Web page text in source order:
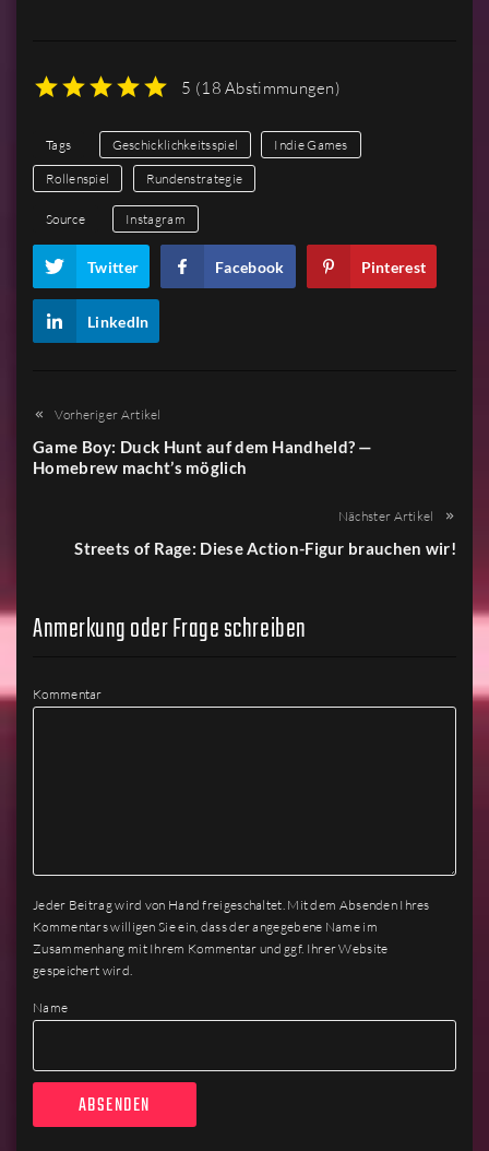
5 (18 Abstimmungen)
Tags Geschicklichkeitsspiel Indie Games
Rollenspiel Rundenstrategie
Source Instagram
Twitter Facebook Pinterest
LinkedIn
Vorheriger Artikel
Game Boy: Duck Hunt auf dem Handheld? —
Homebrew macht’s möglich
Nächster Artikel
Streets of Rage: Diese Action-Figur brauchen wir!
Anmerkung oder Frage schreiben
Kommentar
Jeder Beitrag wird von Hand freigeschaltet. Mit dem Absenden Ihres
Kommentars willigen Sie ein, dass der angegebene Name im
Zusammenhang mit Ihrem Kommentar und ggf. Ihrer Website
gespeichert wird.
Name